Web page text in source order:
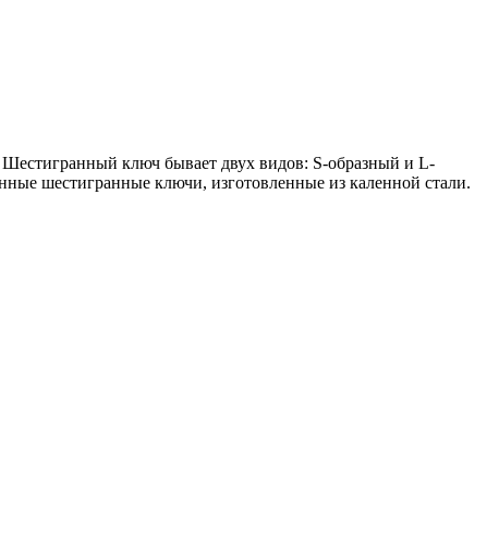
ключ бывает двух видов: S-образный и L-
шестигранные ключи, изготовленные из каленной стали.